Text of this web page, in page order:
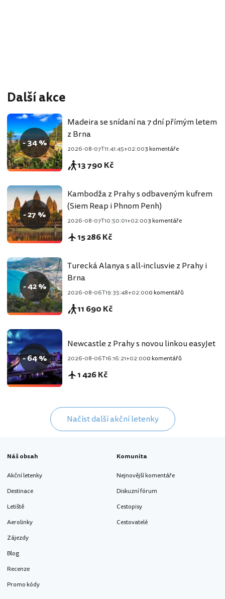
Další akce
- 34 %
Madeira se snídaní na 7 dní přímým letem
z Brna
2026-08-07T11:41:45+02:003 komentáře
13 790 Kč
- 27 %
Kambodža z Prahy s odbaveným kufrem
(Siem Reap i Phnom Penh)
2026-08-07T10:50:01+02:003 komentáře
15 286 Kč
- 42 %
Turecká Alanya s all-inclusvie z Prahy i
Brna
2026-08-06T19:35:48+02:000 komentářů
11 690 Kč
- 64 %
Newcastle z Prahy s novou linkou easyJet
2026-08-06T16:16:21+02:000 komentářů
1 426 Kč
Načíst další akční letenky
Náš obsah
Akční letenky
Destinace
Letiště
Aerolinky
Zájezdy
Blog
Recenze
Promo kódy
Komunita
Nejnovější komentáře
Diskuzní fórum
Cestopisy
Cestovatelé